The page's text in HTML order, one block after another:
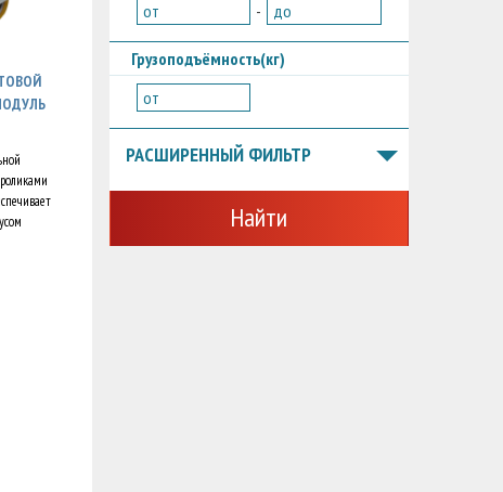
от
- до
Грузоподъёмность(кг)
от
РАСШИРЕННЫЙ ФИЛЬТР
Найти